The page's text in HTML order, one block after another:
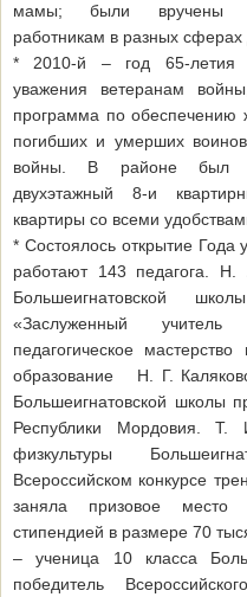
мамы; были вручены
работникам в разных сферах
* 2010-й – год 65-летия
уважения ветеранам
программа по обеспечению
погибших и умерших
войны. В районе был
двухэтажный 8-и
квартиры со всеми
* Состоялось открытие Года
работают 143 педагога.
Большеигнатовской
«Заслуженный
педагогическое
образование Н. Г.
Большеигнатовской школы
Республики Мордовия. Т.
физкультуры
Всероссийском конкурсе
заняла призовое
стипендией в размере 70
– ученица 10 класса
победитель